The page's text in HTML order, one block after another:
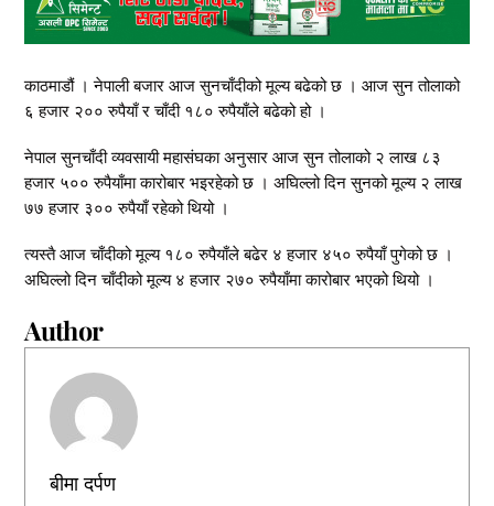
काठमाडौं । नेपाली बजार आज सुनचाँदीको मूल्य बढेको छ । आज सुन तोलाको
६ हजार २०० रुपैयाँ र चाँदी १८० रुपैयाँले बढेको हो ।
नेपाल सुनचाँदी व्यवसायी महासंघका अनुसार आज सुन तोलाको २ लाख ८३
हजार ५०० रुपैयाँमा कारोबार भइरहेको छ । अघिल्लो दिन सुनको मूल्य २ लाख
७७ हजार ३०० रुपैयाँ रहेको थियो ।
त्यस्तै आज चाँदीको मूल्य १८० रुपैयाँले बढेर ४ हजार ४५० रुपैयाँ पुगेको छ ।
अघिल्लो दिन चाँदीको मूल्य ४ हजार २७० रुपैयाँमा कारोबार भएको थियो ।
Author
बीमा दर्पण